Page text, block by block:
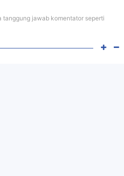
jawab komentator seperti